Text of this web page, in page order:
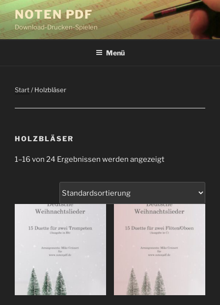
Zum
Inhalt
springen
NOTEN PDF
Download-Drucken-Spielen
Menü
Start/ Holzbläser
HOLZBLÄSER
1–16 von 24 Ergebnissen werden angezeigt